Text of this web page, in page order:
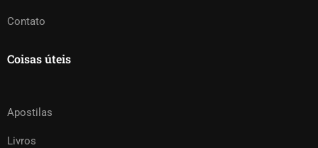
Contato
Coisas úteis
Apostilas
Livros